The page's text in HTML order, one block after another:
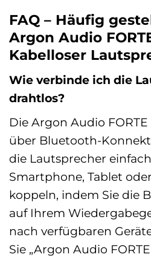
FAQ – Häufig
Argon Audio
Kabelloser
Wie verbinde ich die
drahtlos?
Die Argon Audio
über Bluetooth-
die Lautsprecher
Smartphone, Tablet
koppeln, indem Sie die
auf Ihrem
nach verfügbaren
Sie „Argon Audio